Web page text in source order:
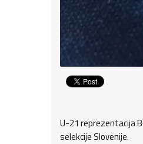
U-21 reprezentacija
selekcije Slovenije.